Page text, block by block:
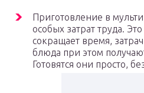
Приготовление в
особых затрат труда.
сокращает время,
блюда при этом
Готовятся они просто,